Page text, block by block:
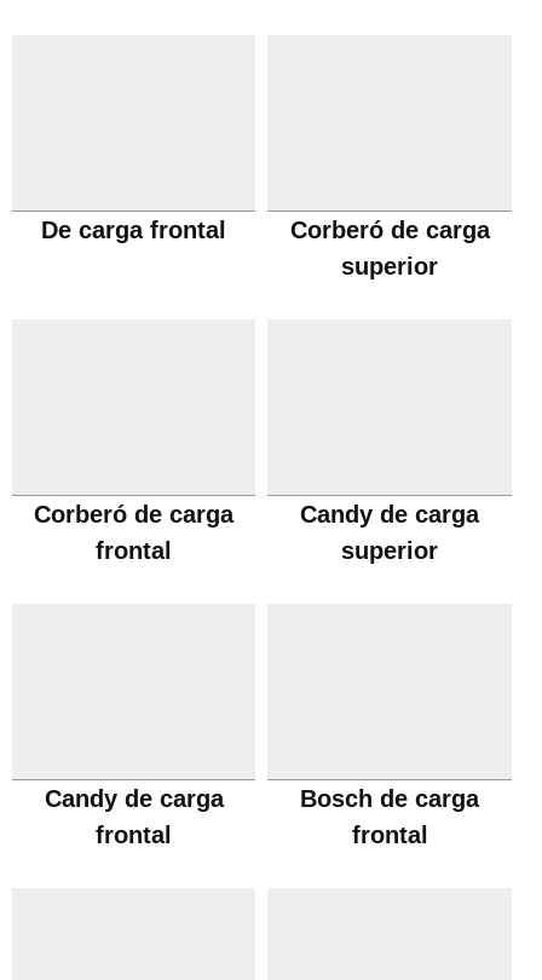
De carga frontal
Corberó de carga
superior
Corberó de carga
frontal
Candy de carga
superior
Candy de carga
frontal
Bosch de carga
frontal